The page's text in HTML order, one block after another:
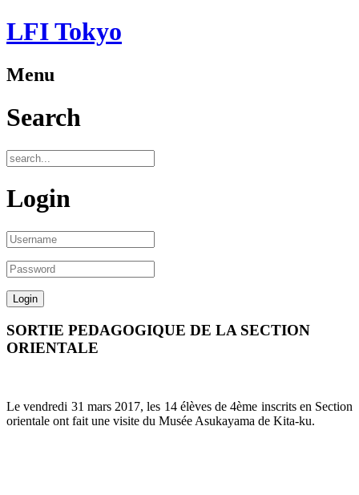
LFI Tokyo
Menu
Search
Login
SORTIE PEDAGOGIQUE DE LA SECTION
ORIENTALE
Le vendredi 31 mars 2017, les 14 élèves de 4ème inscrits en Section
orientale ont fait une visite du Musée Asukayama de Kita-ku.